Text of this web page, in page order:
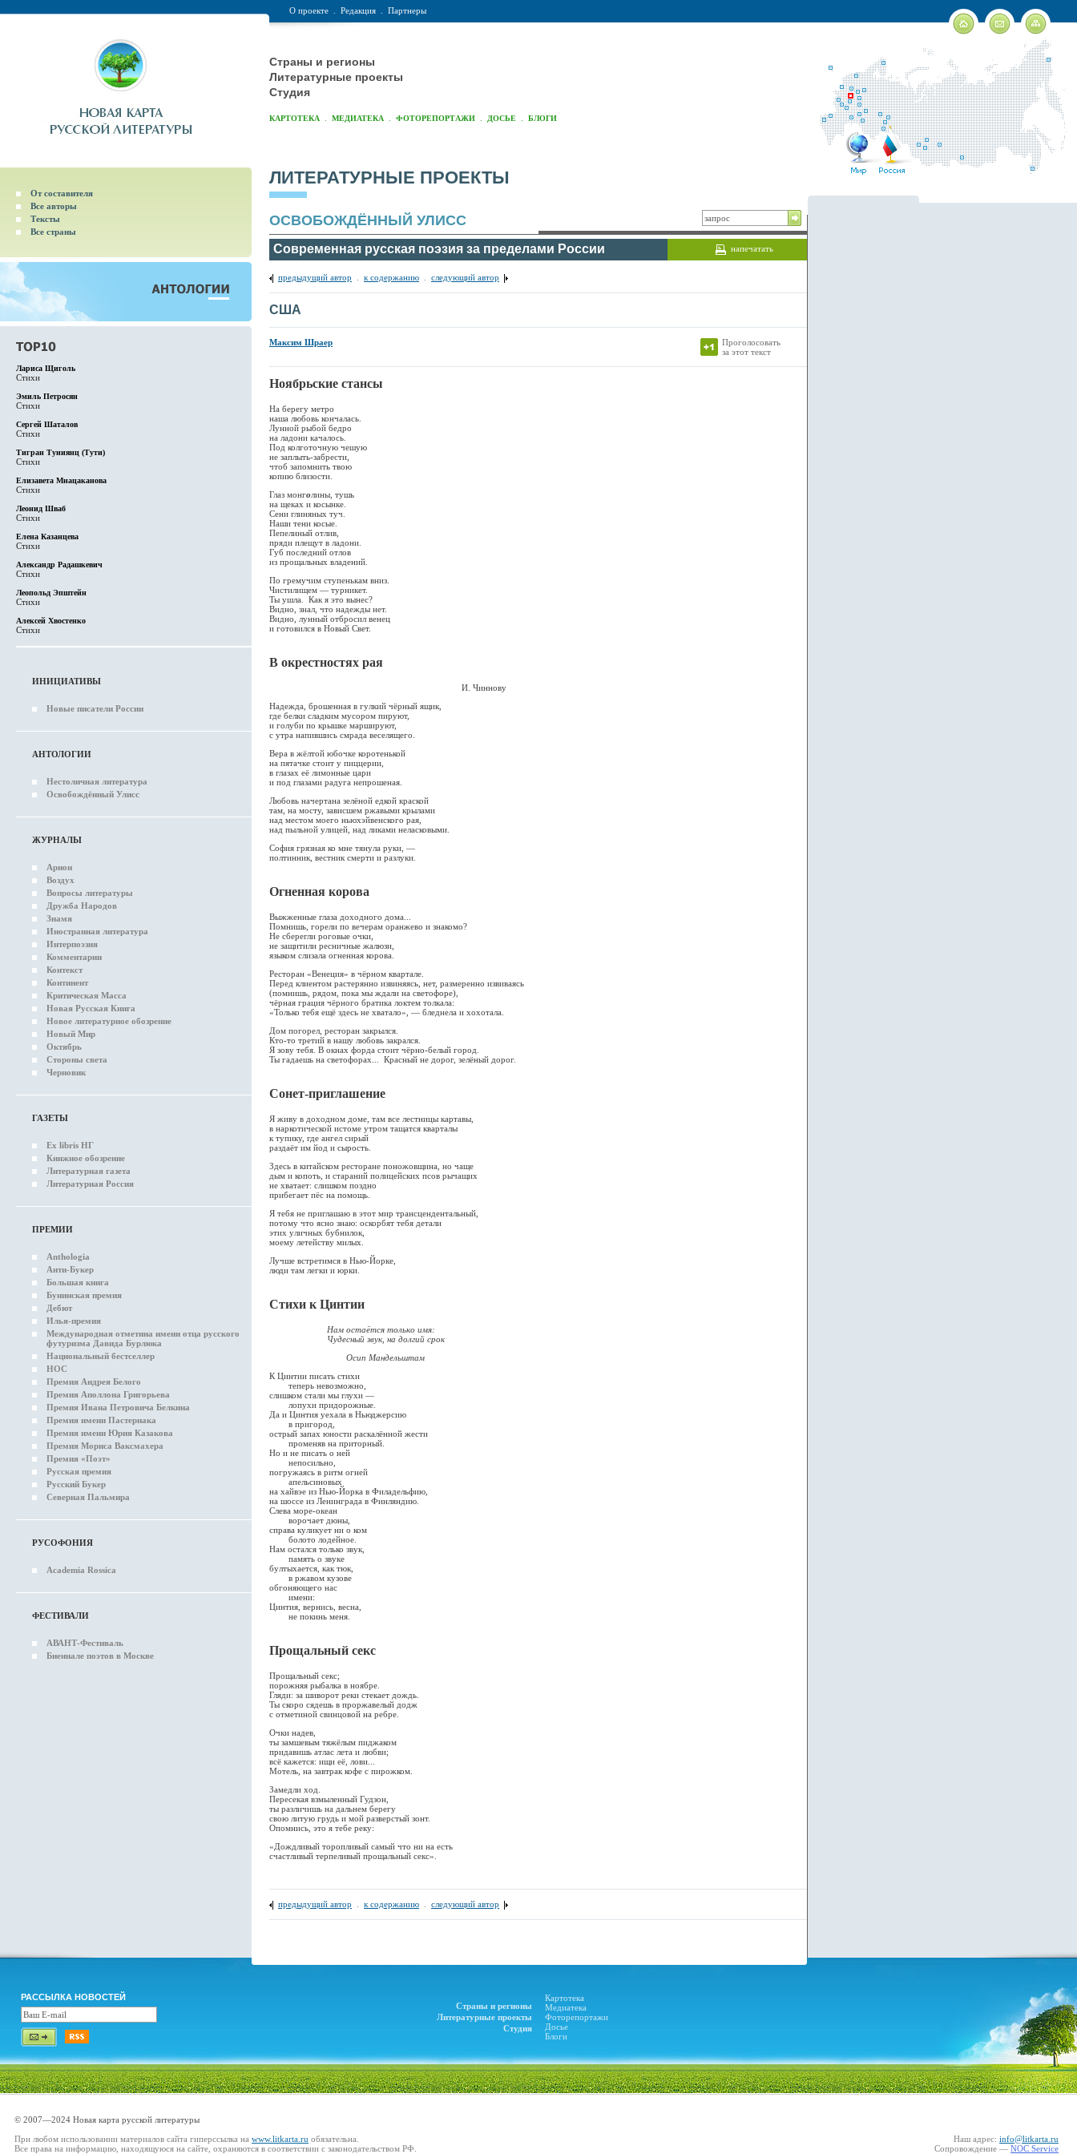
О проекте Редакция Партнеры
Страны и регионы
Литературные проекты
Студия
КАРТОТЕКА МЕДИАТЕКА ФОТОРЕПОРТАЖИ ДОСЬЕ БЛОГИ
От составителя
Все авторы
Тексты
Все страны
Лариса Щиголь
Стихи
Эмиль Петросян
Стихи
Сергей Шаталов
Стихи
Тигран Туниянц (Тути)
Стихи
Елизавета Мнацаканова
Стихи
Леонид Шваб
Стихи
Елена Казанцева
Стихи
Александр Радашкевич
Стихи
Леопольд Эпштейн
Стихи
Алексей Хвостенко
Стихи
ИНИЦИАТИВЫ
Новые писатели России
АНТОЛОГИИ
Нестоличная литература
Освобождённый Улисс
ЖУРНАЛЫ
Арион
Воздух
Вопросы литературы
Дружба Народов
Знамя
Иностранная литература
Интерпоэзия
Комментарии
Контекст
Континент
Критическая Масса
Новая Русская Книга
Новое литературное обозрение
Новый Мир
Октябрь
Стороны света
Черновик
ГАЗЕТЫ
Ex libris НГ
Книжное обозрение
Литературная газета
Литературная Россия
ПРЕМИИ
Anthologia
Анти-Букер
Большая книга
Бунинская премия
Дебют
Илья-премия
Международная отметина имени отца русского
футуризма Давида Бурлюка
Национальный бестселлер
НОС
Премия Андрея Белого
Премия Аполлона Григорьева
Премия Ивана Петровича Белкина
Премия имени Пастернака
Премия имени Юрия Казакова
Премия Мориса Ваксмахера
Премия «Поэт»
Русская премия
Русский Букер
Северная Пальмира
РУСОФОНИЯ
Academia Rossica
ФЕСТИВАЛИ
АВАНТ-Фестиваль
Биеннале поэтов в Москве
ЛИТЕРАТУРНЫЕ ПРОЕКТЫ
ОСВОБОЖДЁННЫЙ УЛИСС
Современная русская поэзия за пределами России напечатать
предыдущий автор к содержанию следующий автор
США
Максим Шраер
Проголосовать
за этот текст
Ноябрьские стансы
На берегу метро
наша любовь кончалась.
Лунной рыбой бедро
на ладони качалось.
Под колготочную чешую
не заплыть-забрести,
чтоб запомнить твою
копию близости.
Глаз монголины, тушь
на щеках и косынке.
Сени глиняных туч.
Наши тени косые.
Пепелиный отлив,
пряди плещут в ладони.
Губ последний отлов
из прощальных владений.
По гремучим ступенькам вниз.
Чистилищем — турникет.
Ты ушла. Как я это вынес?
Видно, знал, что надежды нет.
Видно, лунный отбросил венец
и готовился в Новый Свет.
В окрестностях рая
И. Чиннову
Надежда, брошенная в гулкий чёрный ящик,
где белки сладким мусором пируют,
и голуби по крышке маршируют,
с утра напившись смрада веселящего.
Вера в жёлтой юбочке коротенькой
на пятачке стоит у пиццерии,
в глазах её лимонные цари
и под глазами радуга непрошеная.
Любовь начертана зелёной едкой краской
там, на мосту, зависшем ржавыми крылами
над местом моего ньюхэйвенского рая,
над пыльной улицей, над ликами неласковыми.
София грязная ко мне тянула руки, —
полтинник, вестник смерти и разлуки.
Огненная корова
Выжженные глаза доходного дома...
Помнишь, горели по вечерам оранжево и знакомо?
Не сберегли роговые очки,
не защитили ресничные жалюзи,
языком слизала огненная корова.
Ресторан «Венеция» в чёрном квартале.
Перед клиентом растерянно извиняясь, нет, размеренно извиваясь
(помнишь, рядом, пока мы ждали на светофоре),
чёрная грация чёрного братика локтем толкала:
«Только тебя ещё здесь не хватало», — бледнела и хохотала.
Дом погорел, ресторан закрылся.
Кто-то третий в нашу любовь закрался.
Я зову тебя. В окнах форда стоит чёрно-белый город.
Ты гадаешь на светофорах... Красный не дорог, зелёный дорог.
Сонет-приглашение
Я живу в доходном домe, там все лестницы картавы,
в наркотической истоме утром тащатся кварталы
к тупику, где ангел сирый
раздаёт им йод и сырость.
Здесь в китайском ресторане поножовщина, но чаще
дым и копоть, и стараний полицейских псов рычащих
не хватает: слишком поздно
прибегает пёс на помощь.
Я тебя не приглашаю в этот мир трансцендентальный,
потому что ясно знаю: оскорбят тебя детали
этих уличных бубнилок,
моему летейству милых.
Лучше встретимся в Нью-Йорке,
люди там легки и юрки.
Стихи к Цинтии
Нам остаётся только имя:
Чудесный звук, на долгий срок
Осип Мандельштам
К Цинтии писать стихи
теперь невозможно,
слишком стали мы глухи —
лопухи придорожные.
Да и Цинтия уехала в Ньюджерсию
в пригород,
острый запах юности раскалённой жести
променяв на приторный.
Но и не писать о ней
непосильно,
погружаясь в ритм огней
апельсиновых
на хайвэе из Нью-Йорка в Филадельфию,
на шоссе из Ленинграда в Финляндию.
Слева море-океан
ворочает дюны,
справа куликует ни о ком
болото лодейное.
Нам остался только звук,
память о звуке
бултыхается, как тюк,
в ржавом кузове
обгоняющего нас
имени:
Цинтия, вернись, весна,
не покинь меня.
Прощальный секс
Прощальный секс;
порожняя рыбалка в ноябре.
Гляди: за шиворот реки стекает дождь.
Ты скоро сядешь в проржавелый додж
с отметиной свинцовой на ребре.
Очки надев,
ты замшевым тяжёлым пиджаком
придавишь атлас лета и любви;
всё кажется: ищи её, лови...
Мотель, на завтрак кофе с пирожком.
Замедли ход.
Пересекая взмыленный Гудзон,
ты различишь на дальнем берегу
свою литую грудь и мой разверстый зонт.
Опомнись, это я тебе реку:
«Дождливый торопливый самый что ни на есть
счастливый терпеливый прощальный секс».
предыдущий автор к содержанию следующий автор
РАССЫЛКА НОВОСТЕЙ
Страны и регионы
Литературные проекты
Студия
Картотека
Медиатека
Фоторепортажи
Досье
Блоги
© 2007—2024 Новая карта русской литературы
При любом использовании материалов сайта гиперссылка на www.litkarta.ru обязательна.
Все права на информацию, находящуюся на сайте, охраняются в соответствии с законодательством РФ.
Наш адрес: info@litkarta.ru
Сопровождение — NOC Service